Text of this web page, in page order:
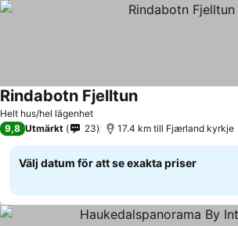
Helt hus/hel lägenhet
Rindabotn Fjelltun
9,8 Utmärkt 23 17.4 km till Fjærland kyrkje
Välj datum för att se exakta priser